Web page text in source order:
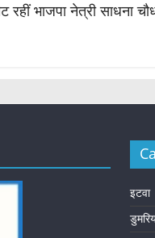
भाजपा नेत्री साधना
इटवा